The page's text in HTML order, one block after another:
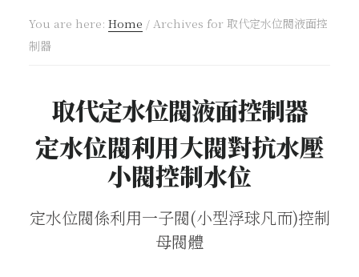
You are here: Home /Archives for 取代定水位閥液面控
制器
取代定水位閥液面控制器
定水位閥利用大閥對抗水壓
小閥控制水位
定水位閥係利用一子閥(小型浮球凡而)控制
母閥體